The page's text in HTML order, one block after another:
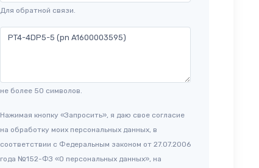
Для обратной связи.
не более 50 символов.
Нажимая кнопку «Запросить», я даю свое согласие
на обработку моих персональных данных, в
соответствии с Федеральным законом от 27.07.2006
года №152-ФЗ «О персональных данных», на